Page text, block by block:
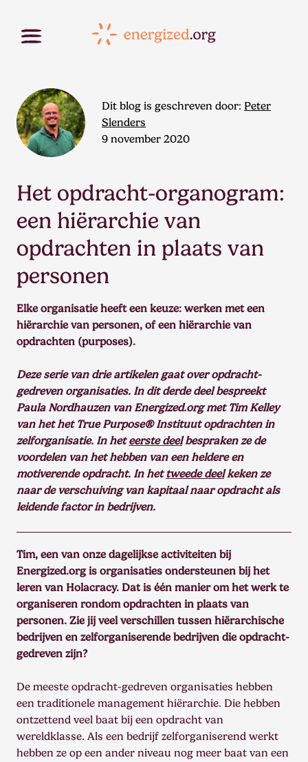
Dit blog is geschreven door: Peter
Slenders
9 november 2020
Het opdracht-organogram:
een hiërarchie van
opdrachten in plaats van
personen
Elke organisatie heeft een keuze: werken met een
hiërarchie van personen, of een hiërarchie van
opdrachten (purposes).
Deze serie van drie artikelen gaat over opdracht-
gedreven organisaties. In dit derde deel bespreekt
Paula Nordhauzen van Energized.org met Tim Kelley
van het het True Purpose® Instituut opdrachten in
zelforganisatie. In heteerste deelbespraken ze de
voordelen van het hebben van een heldere en
motiverende opdracht. In hettweede deelkeken ze
naar de verschuiving van kapitaal naar opdracht als
leidende factor in bedrijven.
Tim, een van onze dagelijkse activiteiten bij
Energized.org is organisaties ondersteunen bij het
leren van Holacracy. Dat is één manier om het werk te
organiseren rondom opdrachten in plaats van
personen. Zie jij veel verschillen tussen hiërarchische
bedrijven en zelforganiserende bedrijven die opdracht-
gedreven zijn?
De meeste opdracht-gedreven organisaties hebben
een traditionele management hiërarchie. Die hebben
ontzettend veel baat bij een opdracht van
wereldklasse. Als een bedrijf zelforganiserend werkt
hebben ze op een ander niveau nog meer baat van een